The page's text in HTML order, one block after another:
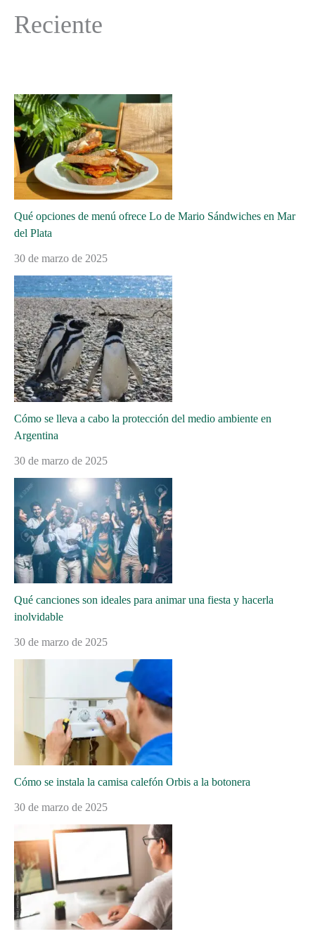
Reciente
Qué opciones de menú ofrece Lo de Mario Sándwiches en Mar
del Plata
30 de marzo de 2025
Cómo se lleva a cabo la protección del medio ambiente en
Argentina
30 de marzo de 2025
Qué canciones son ideales para animar una fiesta y hacerla
inolvidable
30 de marzo de 2025
Cómo se instala la camisa calefón Orbis a la botonera
30 de marzo de 2025